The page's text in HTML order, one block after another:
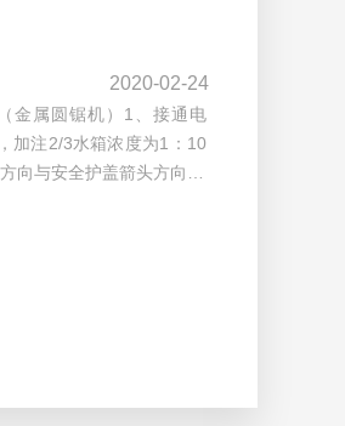
2020-02-24
金属圆锯机）1、接通电
加注2/3水箱浓度为1：10
向与安全护盖箭头方向…